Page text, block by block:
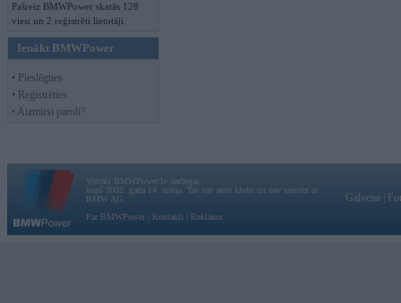
Pašreiz BMWPower skatās 128
viesi un 2 reģistrēti lietotāji.
Ienākt BMWPower
• Pieslēgties
• Reģistrēties
• Aizmirsi paroli?
Vortāls BMWPower.lv darbojas
kopš 2002. gada 14. maija. Tas nav auto klubs un nav saistīts ar
BMW AG.
Par BMWPower
Kontakti Reklāma
Galvena